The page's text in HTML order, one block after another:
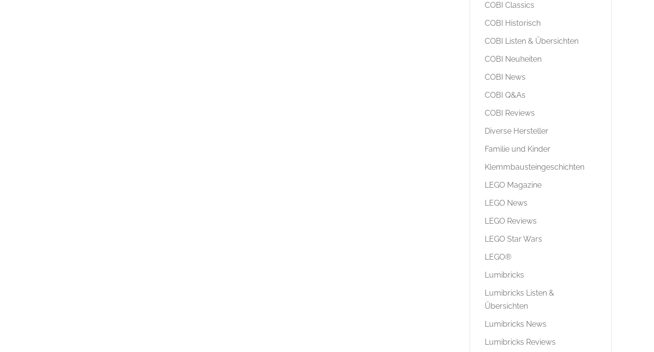
COBI Classics
COBI Historisch
COBI Listen & Übersichten
COBI Neuheiten
COBI News
COBI Q&As
COBI Reviews
Diverse Hersteller
Familie und Kinder
Klemmbausteingeschichten
LEGO Magazine
LEGO News
LEGO Reviews
LEGO Star Wars
LEGO®
Lumibricks
Lumibricks Listen &
Übersichten
Lumibricks News
Lumibricks Reviews